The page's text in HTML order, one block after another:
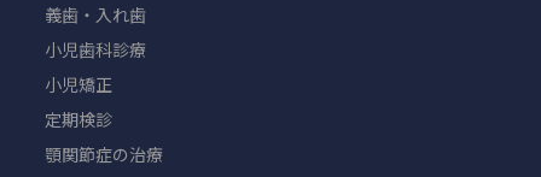
義歯・入れ歯
小児歯科診療
小児矯正
定期検診
顎関節症の治療